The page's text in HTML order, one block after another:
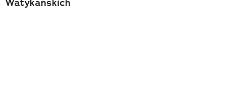
Watykańskich